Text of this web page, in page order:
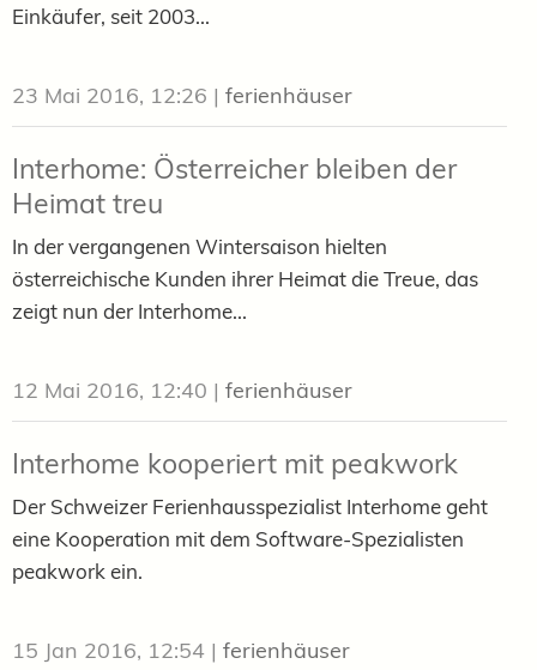
Einkäufer, seit 2003...
23 Mai 2016, 12:26 | ferienhäuser
Interhome: Österreicher bleiben der
Heimat treu
In der vergangenen Wintersaison hielten
österreichische Kunden ihrer Heimat die Treue, das
zeigt nun der Interhome...
12 Mai 2016, 12:40 | ferienhäuser
Interhome kooperiert mit peakwork
Der Schweizer Ferienhausspezialist Interhome geht
eine Kooperation mit dem Software-Spezialisten
peakwork ein.
15 Jan 2016, 12:54 | ferienhäuser